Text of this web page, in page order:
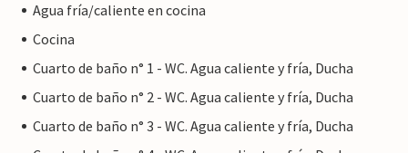
Agua fría/caliente en cocina
Cocina
Cuarto de baño n° 1 - WC. Agua caliente y fría, Ducha
Cuarto de baño n° 2 - WC. Agua caliente y fría, Ducha
Cuarto de baño n° 3 - WC. Agua caliente y fría, Ducha